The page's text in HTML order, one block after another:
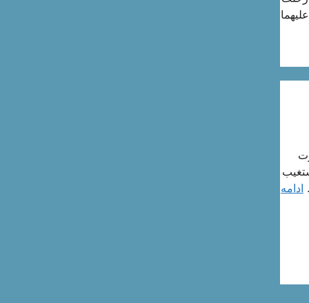
علیهما
حضرت
ادامه